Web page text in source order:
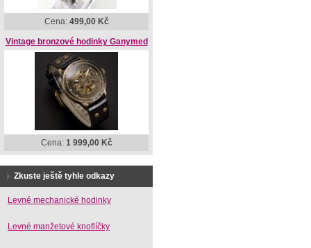
Cena: 499,00 Kč
Vintage bronzové hodinky Ganymed
Cena: 1 999,00 Kč
Zkuste ještě tyhle odkazy
Levné mechanické hodinky
Levné manžetové knoflíčky